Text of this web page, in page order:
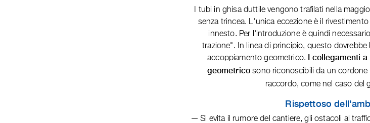
I tubi in ghisa duttile vengono trafilati nella
senza trincea. L'unica eccezione è il
innesto. Per l'introduzione è quindi
trazione". In linea di principio, questo
accoppiamento geometrico. I collegamenti
geometrico sono riconoscibili da un cordone
raccordo, come nel caso del
Rispettoso
Si evita il rumore del cantiere, gli ostacoli al